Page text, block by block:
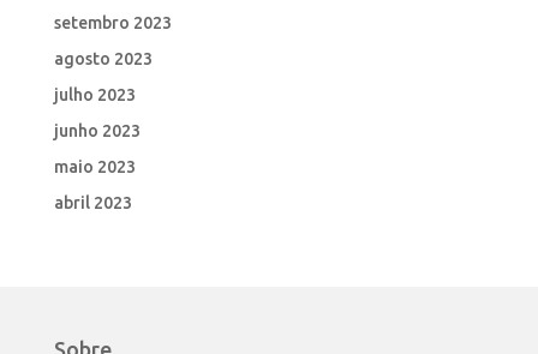
setembro 2023
agosto 2023
julho 2023
junho 2023
maio 2023
abril 2023